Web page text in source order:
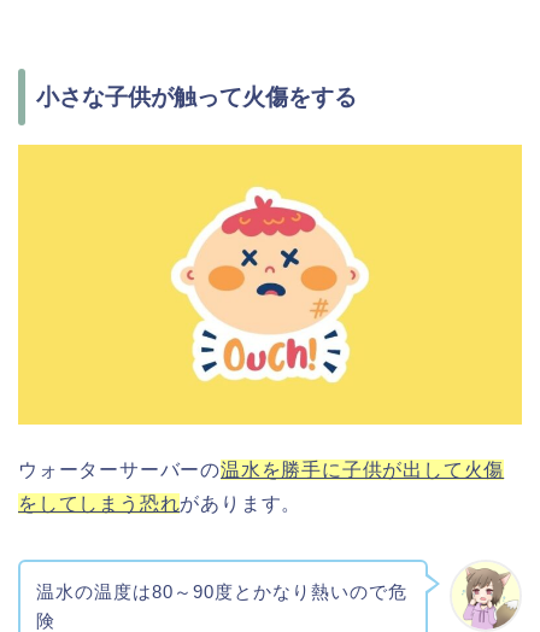
小さな子供が触って火傷をする
ウォーターサーバーの温水を勝手に子供が出して火傷
をしてしまう恐れがあります。
温水の温度は80～90度とかなり熱いので危
険